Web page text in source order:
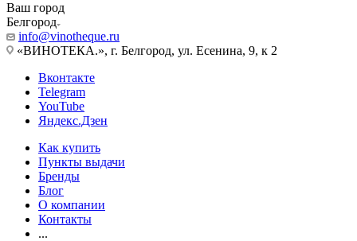
Ваш город
Белгород
info@vinotheque.ru
«ВИНОТЕКА.», г. Белгород, ул. Есенина, 9, к 2
Вконтакте
Telegram
YouTube
Яндекс.Дзен
Как купить
Пункты выдачи
Бренды
Блог
О компании
Контакты
...